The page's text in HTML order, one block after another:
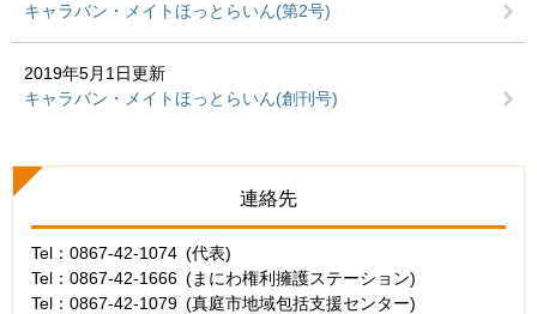
キャラバン・メイトほっとらいん(第2号)
2019年5月1日更新
キャラバン・メイトほっとらいん(創刊号)
連絡先
Tel：0867-42-1074
代表
Tel：0867-42-1666
まにわ権利擁護ステーション
Tel：0867-42-1079
真庭市地域包括支援センター